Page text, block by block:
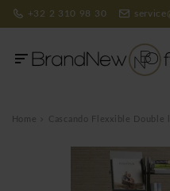
+32 2 310 98 30
Home Cascando Flexxible Double